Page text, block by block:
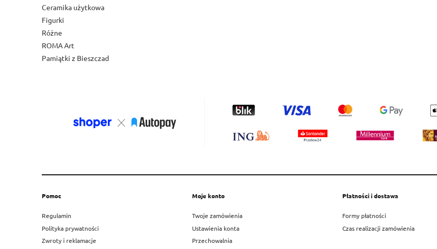
Ceramika użytkowa
Figurki
Różne
ROMA Art
Pamiątki z Bieszczad
Pomoc
Regulamin
Polityka prywatności
Zwroty i reklamacje
Moje konto
Twoje zamówienia
Ustawienia konta
Przechowalnia
Płatności i dostawa
Formy płatności
Czas realizacji zamówienia